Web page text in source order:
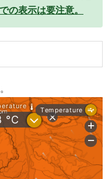
の表示は要注意。